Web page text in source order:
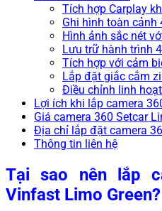
Tích hợp Carplay
Ghi hình toàn cảnh
Hình ảnh sắc nét
Lưu trữ hành trình
Tích hợp với cảm
Lắp đặt giắc cắm
Điều chỉnh linh
Lợi ích khi lắp camera
Giá camera 360 Setcar
Địa chỉ lắp đặt camera
Thông tin liên hệ
Tại sao nên lắp
Vinfast Limo Green?